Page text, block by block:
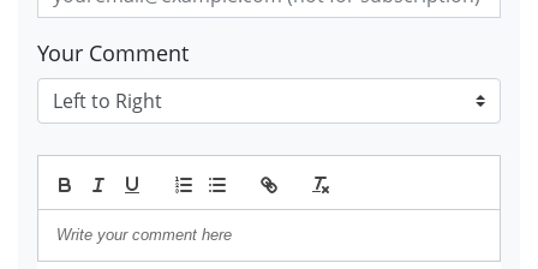
Your Comment